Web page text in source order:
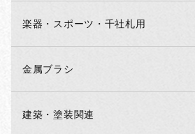
楽器・スポーツ・千社札用
金属ブラシ
建築・塗装関連